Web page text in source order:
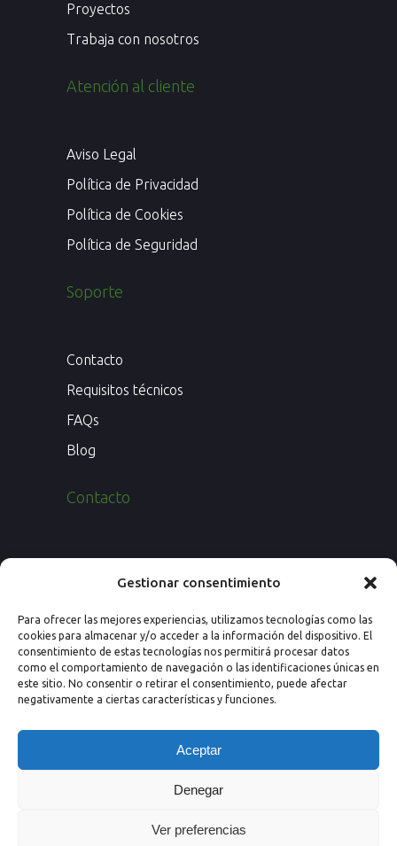
Gestionar consentimiento
Para ofrecer las mejores experiencias, utilizamos tecnologías como las
cookies para almacenar y/o acceder a la información del dispositivo. El
consentimiento de estas tecnologías nos permitirá procesar datos
como el comportamiento de navegación o las identificaciones únicas en
este sitio. No consentir o retirar el consentimiento, puede afectar
negativamente a ciertas características y funciones.
Aceptar
Denegar
Ver preferencias
Proyectos
Trabaja con nosotros
Atención al cliente
Aviso Legal
Política de Privacidad
Política de Cookies
Política de Seguridad
Soporte
Contacto
Requisitos técnicos
FAQs
Blog
Contacto
50008 Zaragoza (España)
Email: info@nextprevencion.com
Tel: (+34) 976 259 724